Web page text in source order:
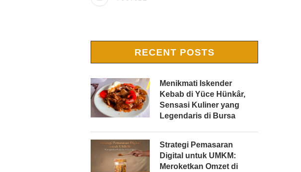
RECENT POSTS
Menikmati Iskender
Kebab di Yüce Hünkâr,
Sensasi Kuliner yang
Legendaris di Bursa
Strategi Pemasaran
Digital untuk UMKM:
Meroketkan Omzet di